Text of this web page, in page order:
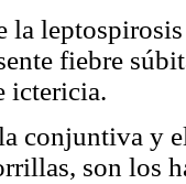
la
fiebre
ictericia.
conjuntiva y
son los